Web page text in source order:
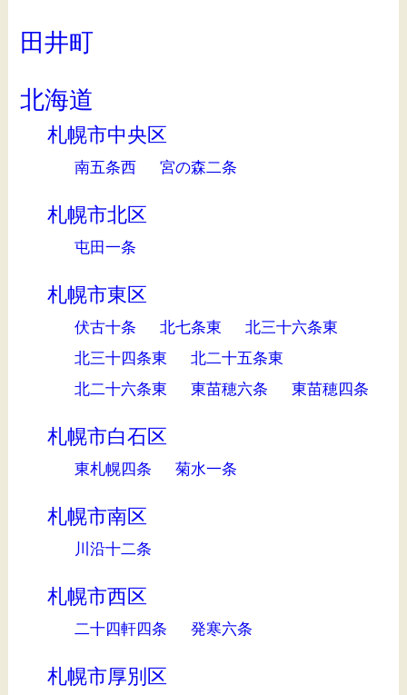
田井町
北海道
札幌市中央区
南五条西 宮の森二条
札幌市北区
屯田一条
札幌市東区
伏古十条 北七条東
北三十六条東
北三十四条東
北二十五条東
北二十六条東
東苗穂六条 東苗穂四条
札幌市白石区
東札幌四条 菊水一条
札幌市南区
川沿十二条
札幌市西区
二十四軒四条 発寒六条
札幌市厚別区